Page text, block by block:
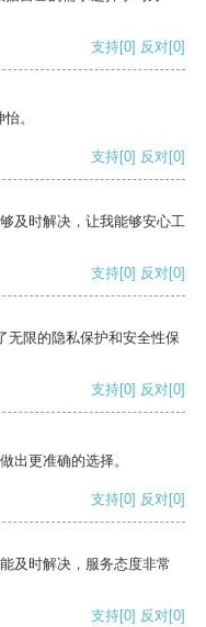
支持[0] 反对[0]
。
支持[0] 反对[0]
及时解决，让我能够安心工
支持[0] 反对[0]
无限的隐私保护和安全性保
支持[0] 反对[0]
出更准确的选择。
支持[0] 反对[0]
及时解决，服务态度非常
支持[0] 反对[0]